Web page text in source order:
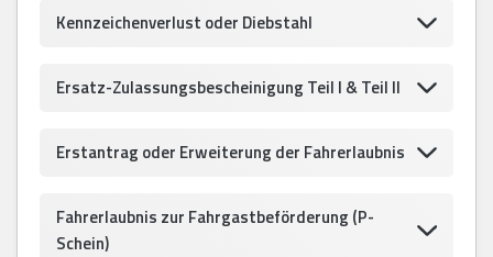
Kennzeichenverlust oder Diebstahl
Ersatz-Zulassungsbescheinigung Teil I & Teil II
Erstantrag oder Erweiterung der Fahrerlaubnis
Fahrerlaubnis zur Fahrgastbeförderung (P-
Schein)